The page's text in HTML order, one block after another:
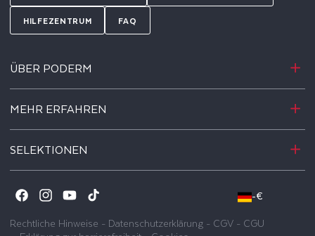
HILFEZENTRUM FAQ
ÜBER PODERM
MEHR ERFAHREN
SELEKTIONEN
FacebookInstagramYouTubeTikTok -€
Rechtliche Hinweise - Datenschutzerklärung - CGV - CGU